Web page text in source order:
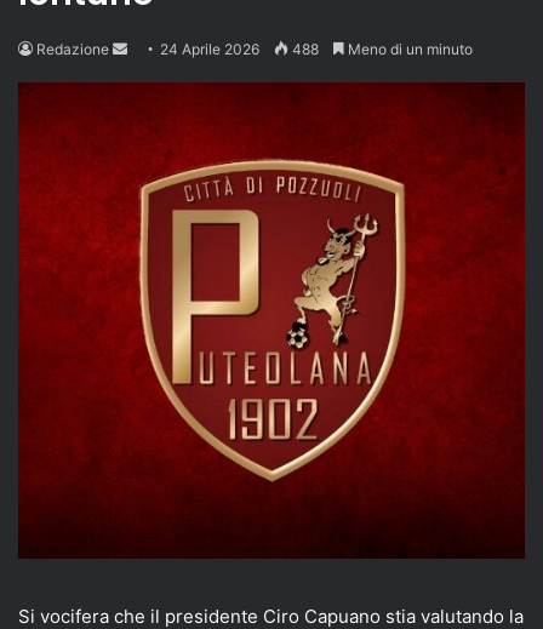
Redazione
Send 24 Aprile 2026 488 Meno di un minuto
Si vocifera che il presidente Ciro Capuano stia valutando la